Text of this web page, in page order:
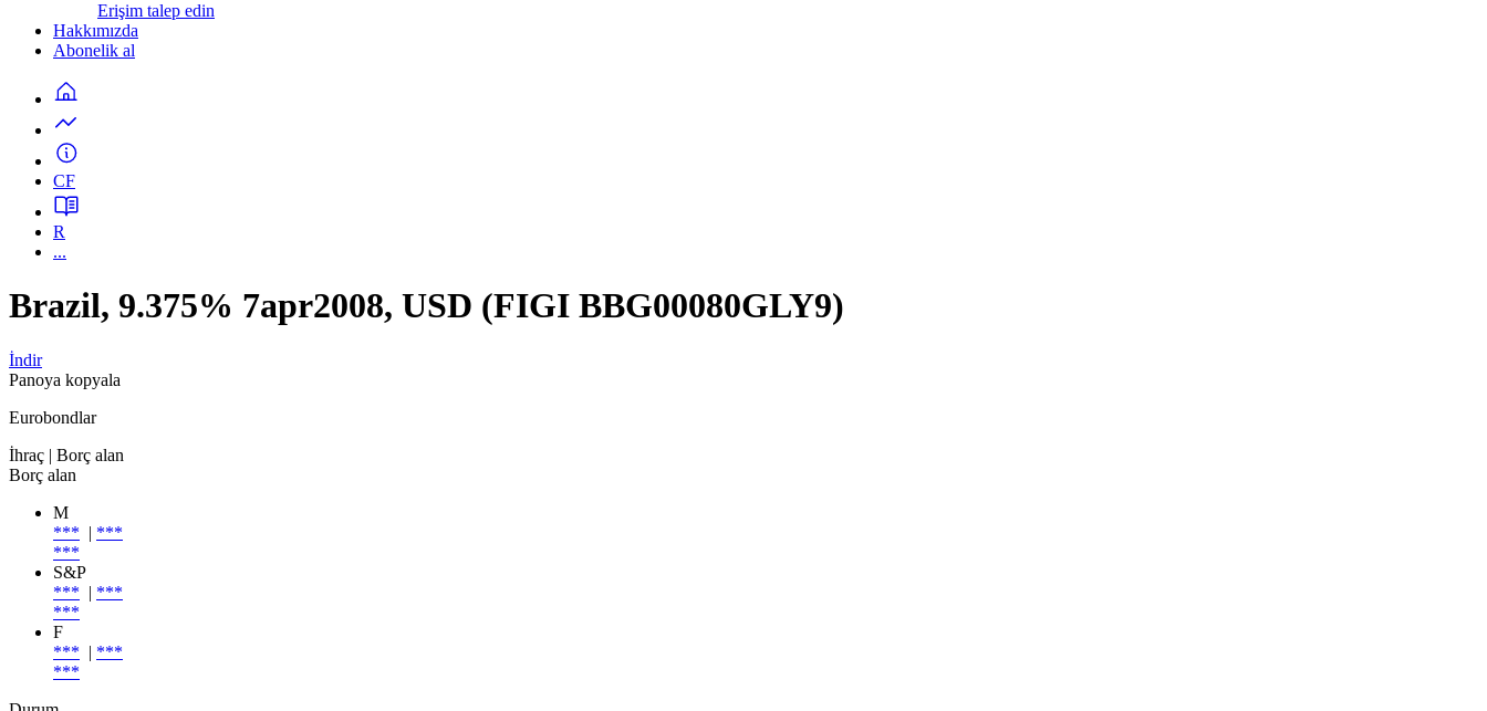
Erişim talep edin
Hakkımızda
Abonelik al
CF
R
...
Brazil, 9.375% 7apr2008, USD (FIGI BBG00080GLY9)
İndir
Panoya kopyala
Eurobondlar
İhraç | Borç alan
Borç alan
M
*** | ***
***
S&P
*** | ***
***
F
*** | ***
***